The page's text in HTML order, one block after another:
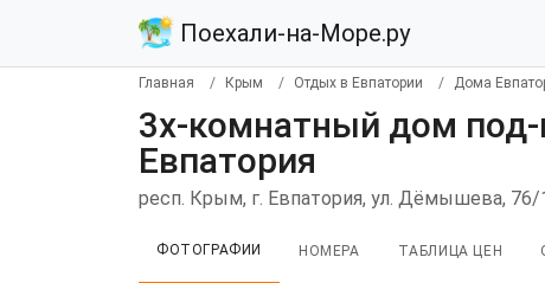
Поехали-на-Море.ру
Главная Крым Отдых в Евпатории Дома
3х-комнатный дом
Евпатория
респ. Крым, г. Евпатория, ул. Дёмышева, 76/
ФОТОГРАФИИ НОМЕРА ТАБЛИЦА ЦЕН